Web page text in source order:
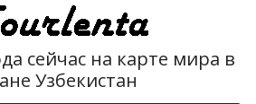
сейчас на карте мира в
Узбекистан